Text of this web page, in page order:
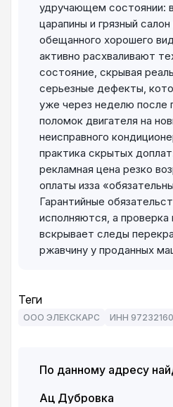
удручающем состоянии:
царапины и грязный
обещанного хорошего
активно расхваливают
состояние, скрывая
серьезные дефекты,
уже через неделю после
поломок двигателя на
неисправного
практика скрытых
рекламная цена резко
оплаты изза
Гарантийные
исполняются, а
вскрывает следы
ржавчину у проданных
Теги
ООО ЭЛЕКСКАРС ИНН
По данному адресу
Ац Дубровка